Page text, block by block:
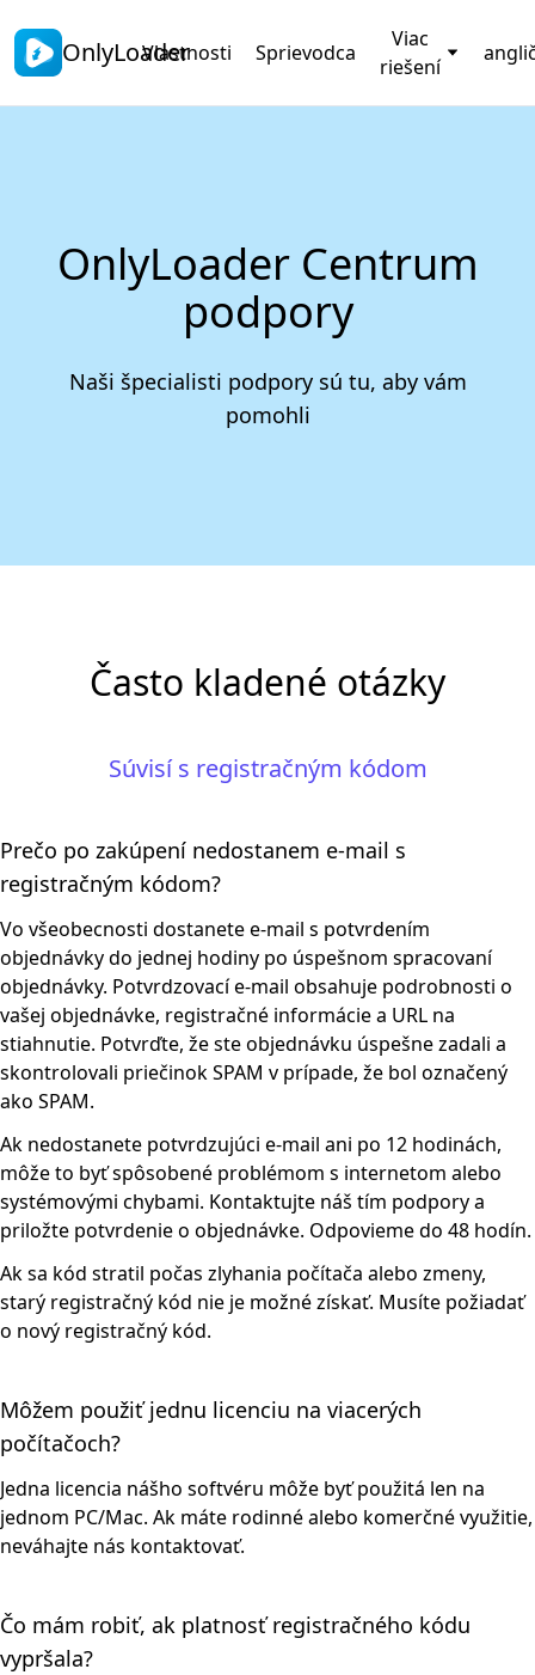
OnlyLoader
Vlastnosti Sprievodca
Viac
riešení
OnlyLoader Centrum
podpory
Naši špecialisti podpory sú tu, aby vám
pomohli
Často kladené otázky
Súvisí s registračným kódom
Prečo po zakúpení nedostanem e-mail s
registračným kódom?
Vo všeobecnosti dostanete e-mail s potvrdením
objednávky do jednej hodiny po úspešnom spracovaní
objednávky. Potvrdzovací e-mail obsahuje podrobnosti o
vašej objednávke, registračné informácie a URL na
stiahnutie. Potvrďte, že ste objednávku úspešne zadali a
skontrolovali priečinok SPAM v prípade, že bol označený
ako SPAM.
Ak nedostanete potvrdzujúci e-mail ani po 12 hodinách,
môže to byť spôsobené problémom s internetom alebo
systémovými chybami. Kontaktujte náš tím podpory a
priložte potvrdenie o objednávke. Odpovieme do 48 hodín.
Ak sa kód stratil počas zlyhania počítača alebo zmeny,
starý registračný kód nie je možné získať. Musíte požiadať
o nový registračný kód.
Môžem použiť jednu licenciu na viacerých
počítačoch?
Jedna licencia nášho softvéru môže byť použitá len na
jednom PC/Mac. Ak máte rodinné alebo komerčné využitie,
neváhajte nás kontaktovať.
Čo mám robiť, ak platnosť registračného kódu
vypršala?